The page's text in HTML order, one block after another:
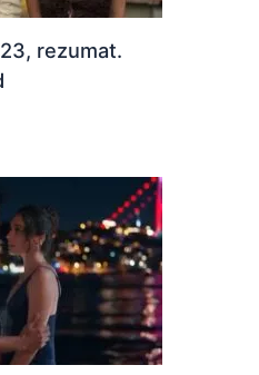
rezumat.